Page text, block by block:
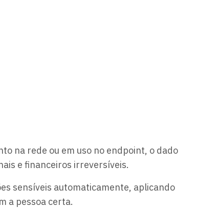
na rede ou em uso no endpoint, o dado
e financeiros irreversíveis.
sensíveis automaticamente, aplicando
a pessoa certa.